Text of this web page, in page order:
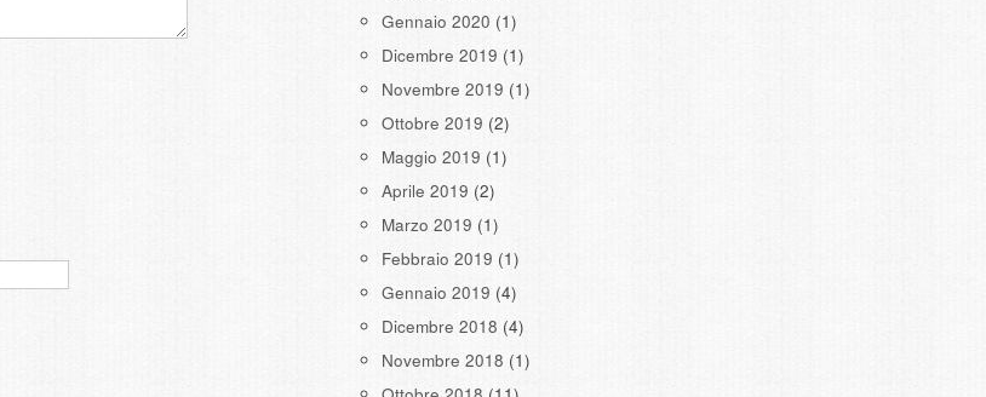
Gennaio 2020 (1)
Dicembre 2019 (1)
Novembre 2019 (1)
Ottobre 2019 (2)
Maggio 2019 (1)
Aprile 2019 (2)
Marzo 2019 (1)
Febbraio 2019 (1)
Gennaio 2019 (4)
Dicembre 2018 (4)
Novembre 2018 (1)